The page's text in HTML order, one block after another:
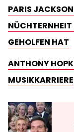
PARIS
NÜCHTERNHEIT
GEHOLFEN HAT
ANTHONY
MUSIKKARRIERE